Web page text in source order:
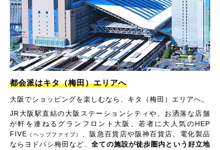
都会派はキタ（梅田）エリアへ
大阪でショッピングを楽しむなら、キタ（梅田）エリアへ。
JR大阪駅直結の大阪ステーションシティや、お洒落な店舗
が軒を連ねるグランフロント大阪、若者に大人気のHEP
FIVE （ヘップファイブ）
、阪急百貨店や阪神百貨店、電化製品
ならヨドバシ梅田など、全ての施設が徒歩圏内という好立地